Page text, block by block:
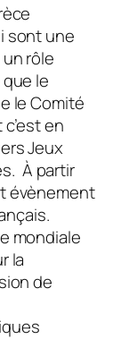
sont une
rôle
le
le Comité
en
Jeux
À partir
évènement
mondiale
la
de